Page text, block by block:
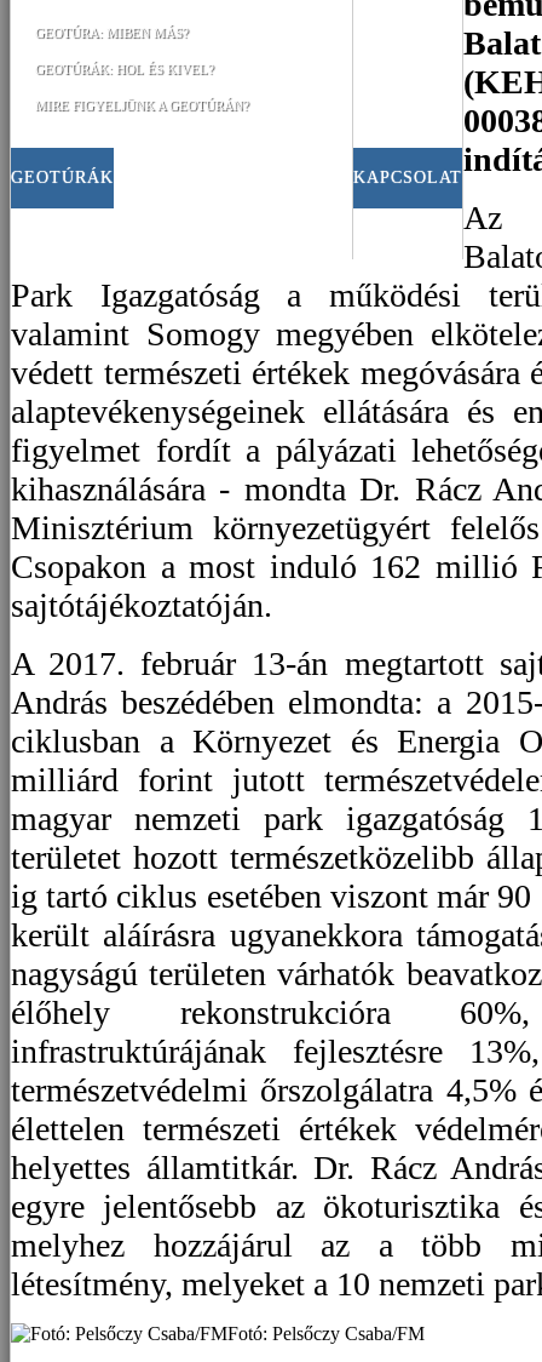
GEOTÚRÁK
GEOTÚRA: MIBEN MÁS?
GEOTÚRÁK: HOL ÉS KIVEL?
MIRE FIGYELJÜNK A GEOTÚRÁN?
KAPCSOLAT
Az
Park Igazgatóság a működési
valamint Somogy megyében
védett természeti értékek megóvására
alaptevékenységeinek ellátására és
figyelmet fordít a pályázati
kihasználására - mondta Dr. Rácz
Minisztérium környezetügyért
Csopakon a most induló 162 millió
sajtótájékoztatóján.
A 2017. február 13-án megtartott
András beszédében elmondta: a
ciklusban a Környezet és Energia
milliárd forint jutott
magyar nemzeti park igazgatóság
területet hozott természetközelibb
ig tartó ciklus esetében viszont már 90
került aláírásra ugyanekkora
nagyságú területen várhatók
élőhely rekonstrukcióra
infrastruktúrájának fejlesztésre
természetvédelmi őrszolgálatra 4,5%
élettelen természeti értékek
helyettes államtitkár. Dr. Rácz
egyre jelentősebb az ökoturisztika
melyhez hozzájárul az a több
létesítmény, melyeket a 10 nemzeti
Fotó: Pelsőczy Csaba/FM